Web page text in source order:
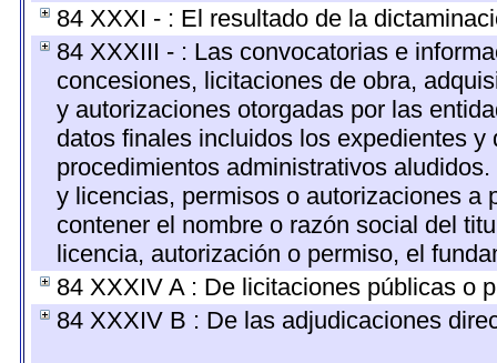
84 XXXI - : El resultado de la
84 XXXIII - : Las convocatorias e
concesiones, licitaciones de obra,
y autorizaciones otorgadas por las
datos finales incluidos los expedientes
procedimientos administrativos
y licencias, permisos o autorizaciones a
contener el nombre o razón social del
licencia, autorización o permiso, el
84 XXXIV A : De licitaciones públicas o
84 XXXIV B : De las adjudicaciones